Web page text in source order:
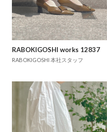
RABOKIGOSHI works 12837
RABOKIGOSHI 本社スタッフ